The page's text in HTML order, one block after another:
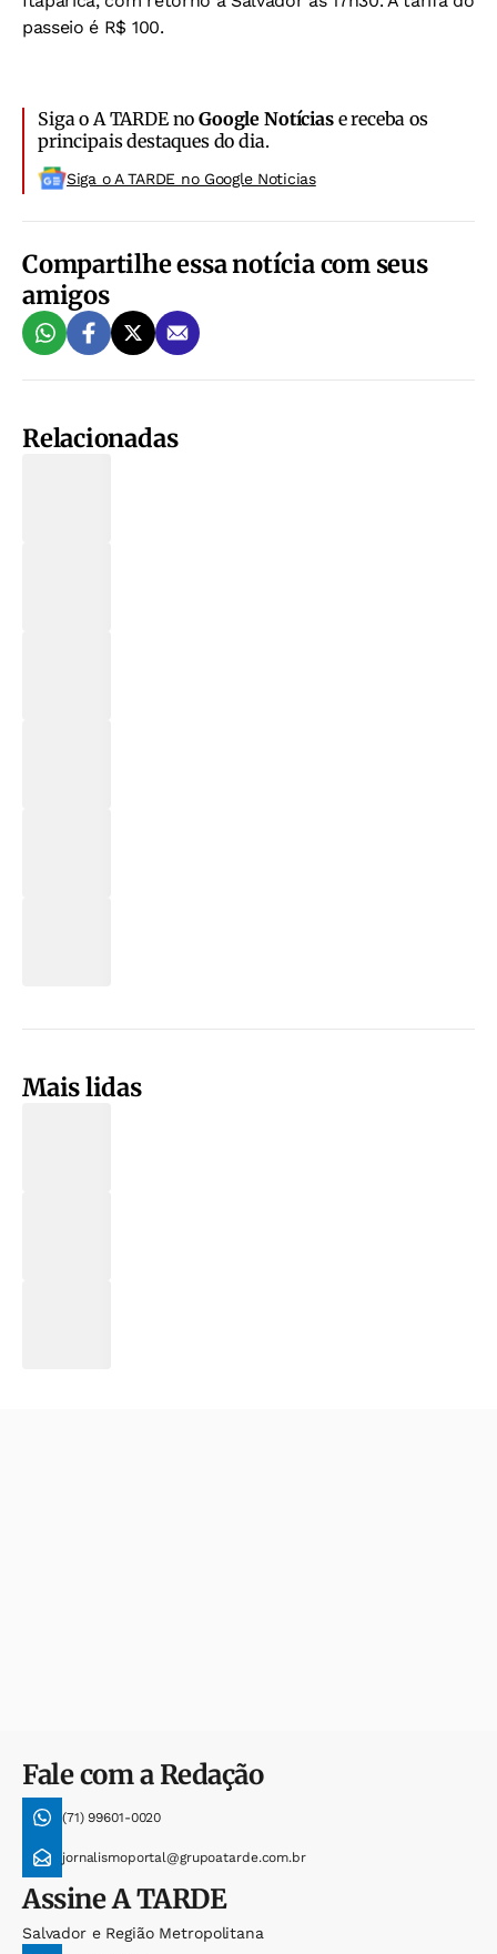
passeio é R$ 100.
Siga o A TARDE noGoogle Notíciase receba os
principais destaques do dia.
Siga o A TARDE no Google Noticias
Compartilhe essa notícia com seus
amigos
Relacionadas
Mais lidas
Fale com a Redação
(71) 99601-0020
jornalismoportal@grupoatarde.com.br
AssineA TARDE
Salvador e Região Metropolitana